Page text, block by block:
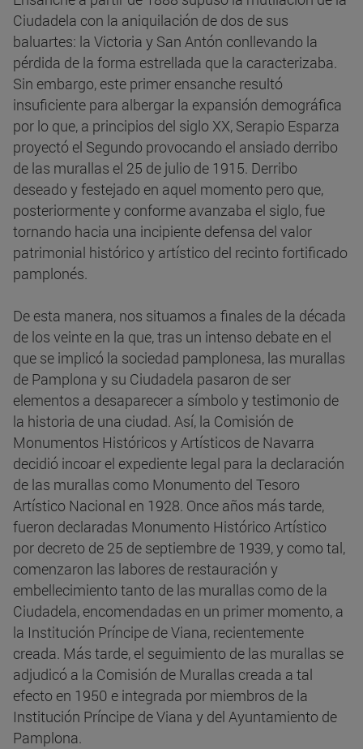
Ciudadela con la aniquilación de dos de sus
baluartes: la Victoria y San Antón conllevando la
pérdida de la forma estrellada que la caracterizaba.
Sin embargo, este primer ensanche resultó
insuficiente para albergar la expansión demográfica
por lo que, a principios del siglo XX, Serapio Esparza
proyectó el Segundo provocando el ansiado derribo
de las murallas el 25 de julio de 1915. Derribo
deseado y festejado en aquel momento pero que,
posteriormente y conforme avanzaba el siglo, fue
tornando hacia una incipiente defensa del valor
patrimonial histórico y artístico del recinto fortificado
pamplonés.
De esta manera, nos situamos a finales de la década
de los veinte en la que, tras un intenso debate en el
que se implicó la sociedad pamplonesa, las murallas
de Pamplona y su Ciudadela pasaron de ser
elementos a desaparecer a símbolo y testimonio de
la historia de una ciudad. Así, la Comisión de
Monumentos Históricos y Artísticos de Navarra
decidió incoar el expediente legal para la declaración
de las murallas como Monumento del Tesoro
Artístico Nacional en 1928. Once años más tarde,
fueron declaradas Monumento Histórico Artístico
por decreto de 25 de septiembre de 1939, y como tal,
comenzaron las labores de restauración y
embellecimiento tanto de las murallas como de la
Ciudadela, encomendadas en un primer momento, a
la Institución Príncipe de Viana, recientemente
creada. Más tarde, el seguimiento de las murallas se
adjudicó a la Comisión de Murallas creada a tal
efecto en 1950 e integrada por miembros de la
Institución Príncipe de Viana y del Ayuntamiento de
Pamplona.